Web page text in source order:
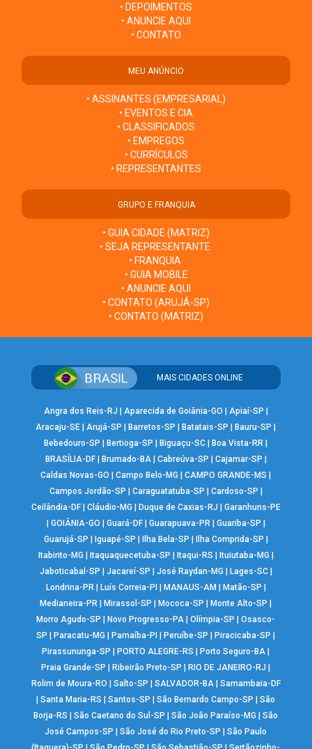
• DEPOIMENTOS
• ANUNCIE AQUI
• CONTATO
MEU ANÚNCIO
• ASSINANTES (EMPRESARIAL)
• EVENTOS E CIA
• CLASSIFICADOS
• EMPREGOS
• CURRÍCULOS
• REPRESENTANTES
GRUPO E FRANQUIA
• GUIA CIDADE (MATRIZ)
• SEJA REPRESENTANTE
• FRANQUIA
• GUIA MOBILE
• ANUNCIE AQUI
• CONTATO (ARUJÁ-SP)
• CONTATO (MATRIZ)
MAIS CIDADES ONLINE
Angra dos Reis-RJ Aparecida de Goiânia-GO Apiaí-SP
Aracaju-SE |Arujá-SP Barretos-SP Batatais-SP Bauru-SP
Bebedouro-SP
Bertioga-SP Biguaçu-SC Boa Vista-RR
BRASÍLIA-DF| Brumado-BA| Cabreúva-SP Cajamar-SP
Caldas Novas-GO
|Campo Belo-MG |CAMPO GRANDE-MS
Campos Jordão-SP
Caraguatatuba-SP Cardoso-SP
Ceilândia-DF| Cláudio-MG Duque de Caxias-RJ
Garanhuns-PE
GOIÂNIA-GO Guará-DF| Guarapuava-PR| Guariba-SP
Guarujá-SP
Iguapé-SP Ilha Bela-SP Ilha Comprida-SP
Itabirito-MG
Itaquaquecetuba-SP Itaqui-RS Ituiutaba-MG
Jaboticabal-SP
Jacareí-SP José Raydan-MG Lages-SC|
Londrina-PR| Luís Correia-PI MANAUS-AM Matão-SP
Medianeira-PR
Mirassol-SP Mococa-SP Monte Alto-SP
Morro Agudo-SP
Novo Progresso-PA |Olímpia-SP |Osasco-
SP
Paracatu-MG Parnaíba-PI Peruíbe-SP Piracicaba-SP
Pirassununga-SP
PORTO ALEGRE-RS Porto Seguro-BA
Praia Grande-SP
Ribeirão Preto-SP RIO DE JANEIRO-RJ
Rolim de Moura-RO
Salto-SP SALVADOR-BA| Samambaia-DF
|Santa Maria-RS |Santos-SP |São Bernardo Campo-SP |São
Borja-RS
|São Caetano do Sul-SP |São João Paraíso-MG |São
José Campos-SP
|São José do Rio Preto-SP |São Paulo